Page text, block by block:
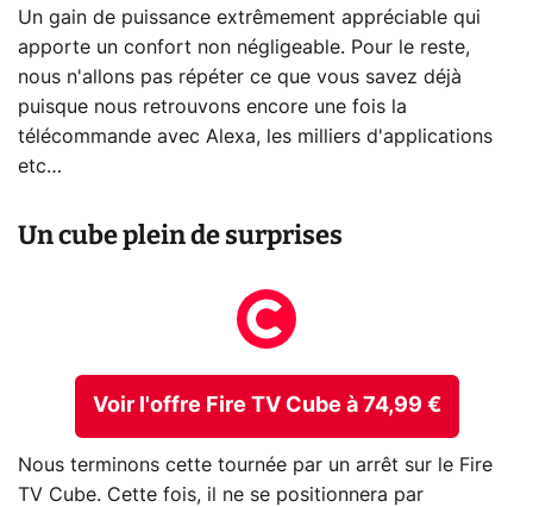
Un gain de puissance extrêmement appréciable qui
apporte un confort non négligeable. Pour le reste,
nous n'allons pas répéter ce que vous savez déjà
puisque nous retrouvons encore une fois la
télécommande avec Alexa, les milliers d'applications
etc…
Un cube plein de surprises
Voir l'offre Fire TV Cube à 74,99 €
Nous terminons cette tournée par un arrêt sur le Fire
TV Cube. Cette fois, il ne se positionnera par